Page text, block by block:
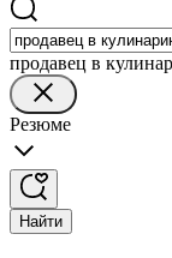
продавец в
Резюме
Найти